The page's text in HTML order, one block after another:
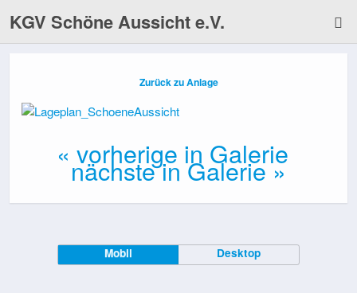
KGV Schöne Aussicht e.V.
Zurück zu Anlage
« vorherige in Galerie
nächste in Galerie »
Mobil Desktop